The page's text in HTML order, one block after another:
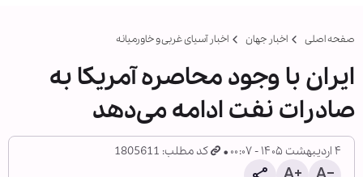
صفحه اصلی اخبار جهان اخبار آسیای غربی و خاورمیانه
ایران با وجود محاصره آمریکا به
صادرات نفت ادامه می‌دهد
۴ اردیبهشت ۱۴۰۵ - ۰۰:۰۷ کد مطلب: 1805611